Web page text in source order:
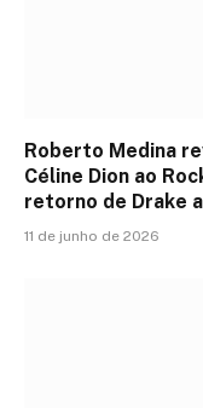
Roberto Medina
Céline Dion ao
retorno de Drake
11 de junho de 2026